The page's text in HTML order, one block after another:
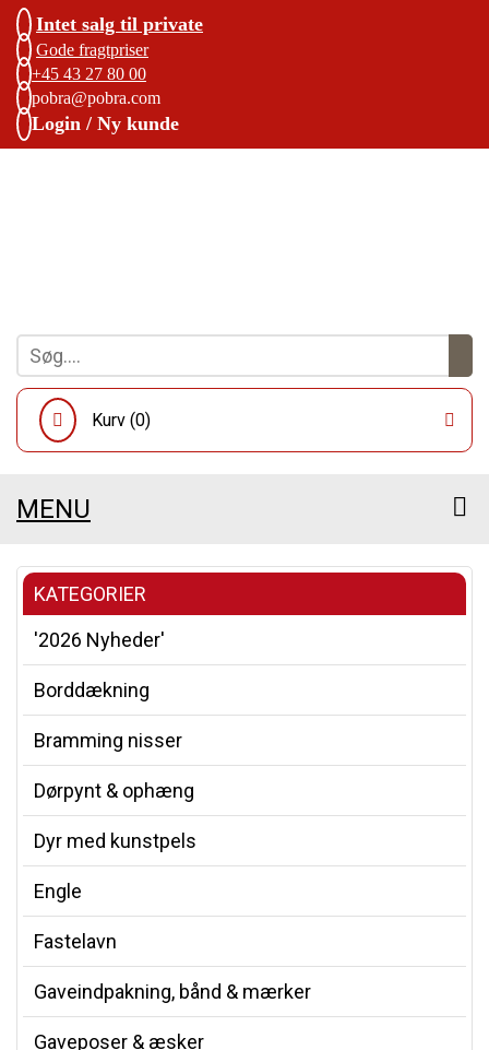
Intet salg til private
Gode fragtpriser
+45 43 27 80 00
pobra@pobra.com
Login / Ny kunde
Kurv (0)
MENU
KATEGORIER
'2026 Nyheder'
Borddækning
Bramming nisser
Dørpynt & ophæng
Dyr med kunstpels
Engle
Fastelavn
Gaveindpakning, bånd & mærker
Gaveposer & æsker